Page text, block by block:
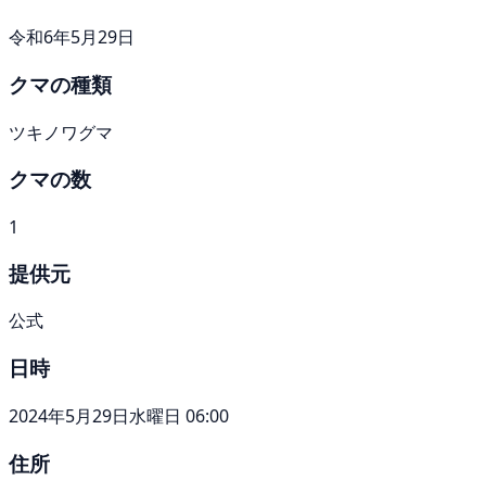
令和6年5月29日
クマの種類
ツキノワグマ
クマの数
1
提供元
公式
日時
2024年5月29日水曜日 06:00
住所